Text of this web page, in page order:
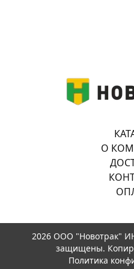
О
2026 ООО "Новотрак"
защищены.
Политика